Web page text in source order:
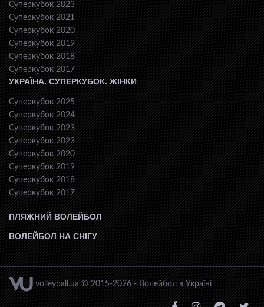
Суперкубок 2023
Суперкубок 2021
Суперкубок 2020
Суперкубок 2019
Суперкубок 2018
Суперкубок 2017
УКРАЇНА. СУПЕРКУБОК. ЖІНКИ
Суперкубок 2025
Суперкубок 2024
Суперкубок 2023
Суперкубок 2023
Суперкубок 2020
Суперкубок 2019
Суперкубок 2018
Суперкубок 2017
ПЛЯЖНИЙ ВОЛЕЙБОЛ
ВОЛЕЙБОЛ НА СНІГУ
volleyball.ua © 2015-2026 - Волейбол в Україні